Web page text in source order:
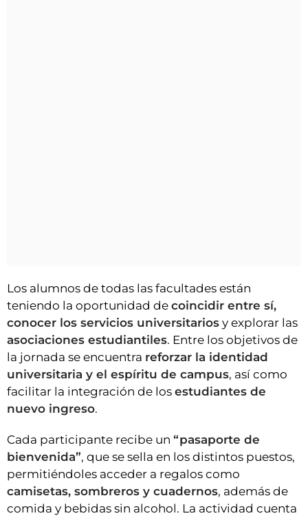
Los alumnos de todas las facultades están
teniendo la oportunidad de coincidir entre sí,
conocer los servicios universitarios y explorar las
asociaciones estudiantiles. Entre los objetivos de
la jornada se encuentra reforzar la identidad
universitaria y el espíritu de campus, así como
facilitar la integración de los estudiantes de
nuevo ingreso.
Cada participante recibe un “pasaporte de
bienvenida”, que se sella en los distintos puestos,
permitiéndoles acceder a regalos como
camisetas, sombreros y cuadernos, además de
comida y bebidas sin alcohol. La actividad cuenta